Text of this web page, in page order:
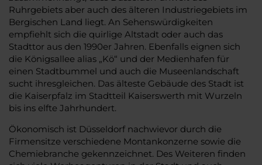
Ruhrgebiets aber auch des älteren Industriegebiets im
Bergischen Land liegt. An Sehenswürdigkeiten
empfiehlt sich die quirlige Altstadt oder auch das
Stadttor aus den 1990er Jahren. Ebenfalls eignen sich
die Königsallee alias „Kö“ und der Medienhafen für
einen Stadtbummel und auch die Museenlandschaft
sucht ihresgleichen. Das älteste Gebäude des Stadt ist
die Kaiserpfalz im Stadtteil Kaiserswerth mit Wurzeln
bis ins elfte Jahrhundert.
Ökonomisch ist Düsseldorf nachwievor durch die
Firmensitze verschiedene Montankonzerne sowie die
Chemiebranche gekennzeichnet. Des Weiteren finden